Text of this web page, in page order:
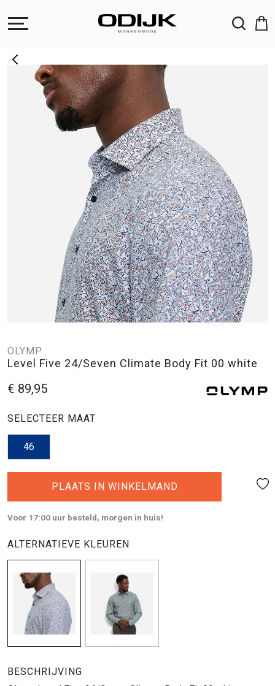
OLYMP
Level Five 24/Seven Climate Body Fit 00 white
€ 89,95
SELECTEER MAAT
46
PLAATS IN WINKELMAND
Voor 17:00 uur besteld, morgen in huis!
ALTERNATIEVE KLEUREN
BESCHRIJVING